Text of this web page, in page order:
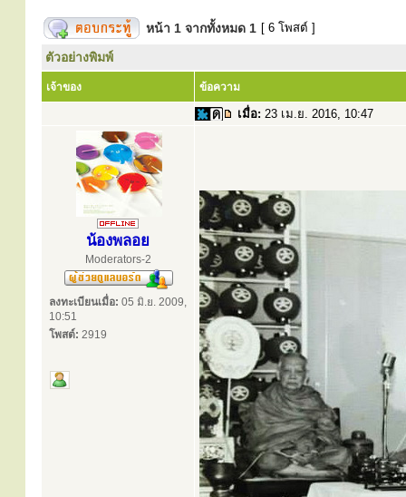
หน้า 1 จากทั้งหมด 1 [ 6 โพสต์ ]
ตัวอย่างพิมพ์
เจ้าของ ข้อความ
เมื่อ: 23 เม.ย. 2016, 10:47
น้องพลอย
Moderators-2
ลงทะเบียนเมื่อ: 05 มิ.ย. 2009,
10:51
โพสต์: 2919